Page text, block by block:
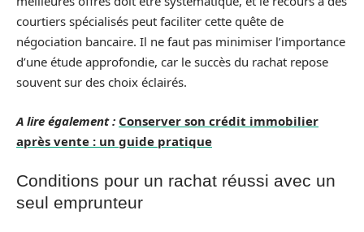
courtiers spécialisés peut faciliter cette quête de
négociation bancaire. Il ne faut pas minimiser l’importance
d’une étude approfondie, car le succès du rachat repose
souvent sur des choix éclairés.
A lire également : Conserver son crédit immobilier
après vente : un guide pratique
Conditions pour un rachat réussi avec un
seul emprunteur